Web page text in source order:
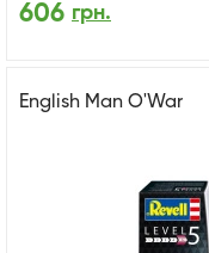
606 грн.
English Man O'War